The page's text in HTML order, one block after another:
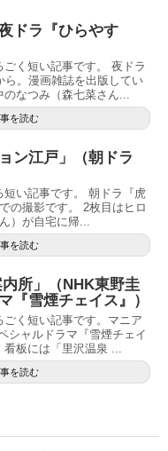
ドラ『ひらやす
ごく短い記事です。 夜ドラ
ら。漫画雑誌を出版してい
なつみ（森七菜さん...
を読む
ン江戸」（朝ドラ
短い記事です。 朝ドラ『虎
の撮影です。 2枚目はヒロ
）が自宅に帰...
を読む
内所」（NHK東野圭
『雪煙チェイス』）
ごく短い記事です。マニア
シャルドラマ『雪煙チェイ
板には「里沢温泉 ...
を読む